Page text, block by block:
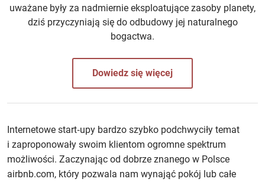
uważane były za nadmiernie eksploatujące zasoby planety,
dziś przyczyniają się do odbudowy jej naturalnego
bogactwa.
Dowiedz się więcej
Internetowe start‑upy bardzo szybko podchwyciły temat
i zaproponowały swoim klientom ogromne spektrum
możliwości. Zaczynając od dobrze znanego w Polsce
airbnb.com, który pozwala nam wynająć pokój lub całe